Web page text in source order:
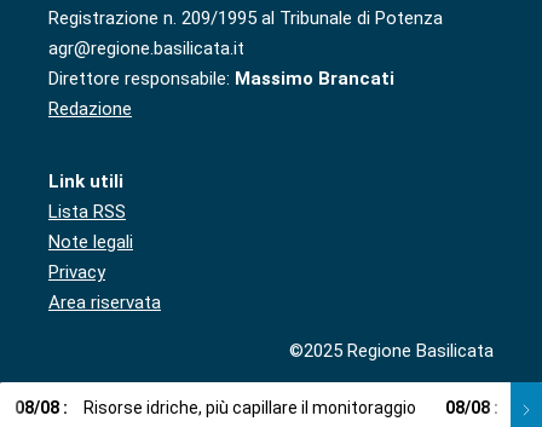
Registrazione n. 209/1995 al Tribunale di Potenza
agr@regione.basilicata.it
Direttore responsabile: Massimo Brancati
Redazione
Link utili
Lista RSS
Note legali
Privacy
Area riservata
©2025 Regione Basilicata
08/08 : Risorse idriche, più capillare il monitoraggio 08/08 :